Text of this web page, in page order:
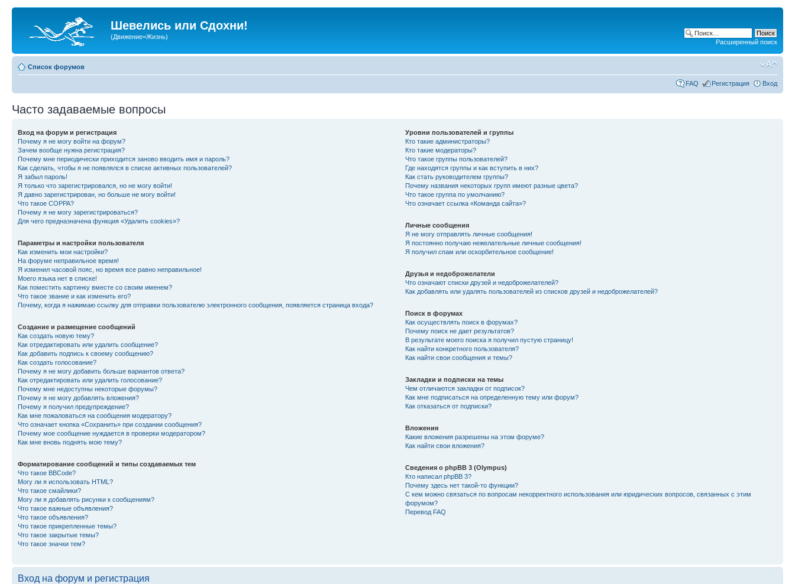
Шевелись или Сдохни!
(Движение=Жизнь)
Расширенный поиск
Список форумов
FAQ Регистрация Вход
Часто задаваемые вопросы
Вход на форум и регистрация
Почему я не могу войти на форум?
Зачем вообще нужна регистрация?
Почему мне периодически приходится заново вводить имя и пароль?
Как сделать, чтобы я не появлялся в списке активных пользователей?
Я забыл пароль!
Я только что зарегистрировался, но не могу войти!
Я давно зарегистрирован, но больше не могу войти!
Что такое COPPA?
Почему я не могу зарегистрироваться?
Для чего предназначена функция «Удалить cookies»?
Параметры и настройки пользователя
Как изменить мои настройки?
На форуме неправильное время!
Я изменил часовой пояс, но время все равно неправильное!
Моего языка нет в списке!
Как поместить картинку вместе со своим именем?
Что такое звание и как изменить его?
Почему, когда я нажимаю ссылку для отправки пользователю электронного сообщения, появляется страница входа?
Создание и размещение сообщений
Как создать новую тему?
Как отредактировать или удалить сообщение?
Как добавить подпись к своему сообщению?
Как создать голосование?
Почему я не могу добавить больше вариантов ответа?
Как отредактировать или удалить голосование?
Почему мне недоступны некоторые форумы?
Почему я не могу добавлять вложения?
Почему я получил предупреждение?
Как мне пожаловаться на сообщения модератору?
Что означает кнопка «Сохранить» при создании сообщения?
Почему мое сообщение нуждается в проверки модератором?
Как мне вновь поднять мою тему?
Форматирование сообщений и типы создаваемых тем
Что такое BBCode?
Могу ли я использовать HTML?
Что такое смайлики?
Могу ли я добавлять рисунки к сообщениям?
Что такое важные объявления?
Что такое объявления?
Что такое прикрепленные темы?
Что такое закрытые темы?
Что такое значки тем?
Уровни пользователей и группы
Кто такие администраторы?
Кто такие модераторы?
Что такое группы пользователей?
Где находятся группы и как вступить в них?
Как стать руководителем группы?
Почему названия некоторых групп имеют разные цвета?
Что такое группа по умолчанию?
Что означает ссылка «Команда сайта»?
Личные сообщения
Я не могу отправлять личные сообщения!
Я постоянно получаю нежелательные личные сообщения!
Я получил спам или оскорбительное сообщение!
Друзья и недоброжелатели
Что означают списки друзей и недоброжелателей?
Как добавлять или удалять пользователей из списков друзей и недоброжелателей?
Поиск в форумах
Как осуществлять поиск в форумах?
Почему поиск не дает результатов?
В результате моего поиска я получил пустую страницу!
Как найти конкретного пользователя?
Как найти свои сообщения и темы?
Закладки и подписки на темы
Чем отличаются закладки от подписок?
Как мне подписаться на определенную тему или форум?
Как отказаться от подписки?
Вложения
Какие вложения разрешены на этом форуме?
Как найти свои вложения?
Сведения о phpBB 3 (Olympus)
Кто написал phpBB 3?
Почему здесь нет такой-то функции?
С кем можно связаться по вопросам некорректного использования или юридических вопросов, связанных с этим
форумом?
Перевод FAQ
Вход на форум и регистрация